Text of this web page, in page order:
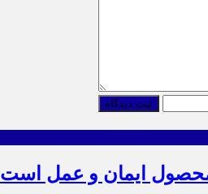
ثبت دیدگاه
محصول ایمان و عمل است